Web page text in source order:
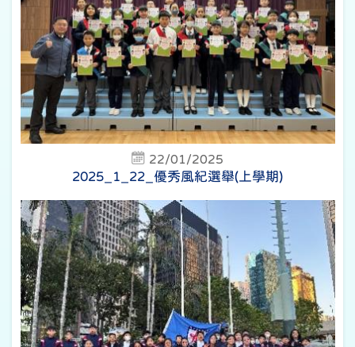
22/01/2025
2025_1_22_優秀風紀選舉(上學期)